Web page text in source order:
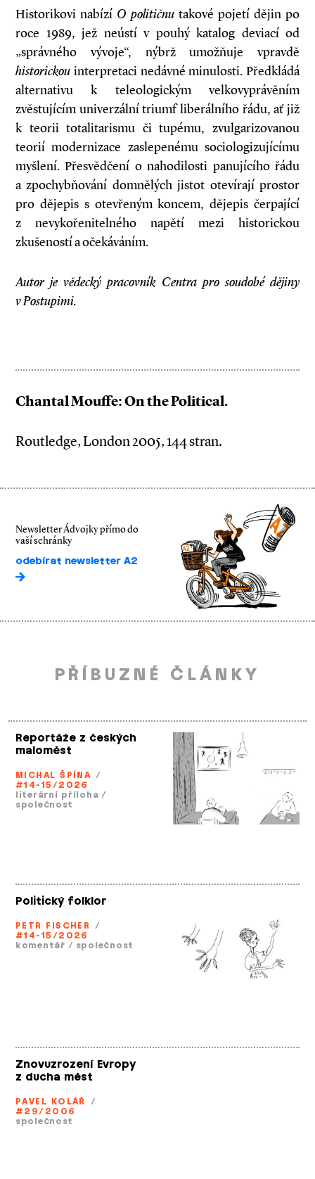
Historikovi nabízí O političnu takové pojetí dějin po
roce 1989, jež neústí v pouhý katalog deviací od
„správného vývoje“, nýbrž umožňuje vpravdě
historickou interpretaci nedávné minulosti. Předkládá
alternativu k teleologickým velkovyprávěním
zvěstujícím univerzální triumf liberálního řádu, ať již
k teorii totalitarismu či tupému, zvulgarizovanou
teorií modernizace zaslepenému sociologizujícímu
myšlení. Přesvědčení o nahodilosti panujícího řádu
a zpochybňování domnělých jistot otevírají prostor
pro dějepis s otevřeným koncem, dějepis čerpající
z nevykořenitelného napětí mezi historickou
zkušeností a očekáváním.
Autor je vědecký pracovník Centra pro soudobé dějiny
v Postupimi.
Chantal Mouffe: On the Political.
Routledge, London 2005, 144 stran.
Newsletter Ádvojky přímo do
vaší schránky
odebírat newsletter A2
PŘÍBUZNÉ ČLÁNKY
Reportáže z českých
maloměst
MICHAL ŠPÍNA /
#14-15/2026
literární příloha /
společnost
Politický folklor
PETR FISCHER /
#14-15/2026
komentář / společnost
Znovuzrození Evropy
z ducha měst
PAVEL KOLÁŘ
/
#29/2006
společnost